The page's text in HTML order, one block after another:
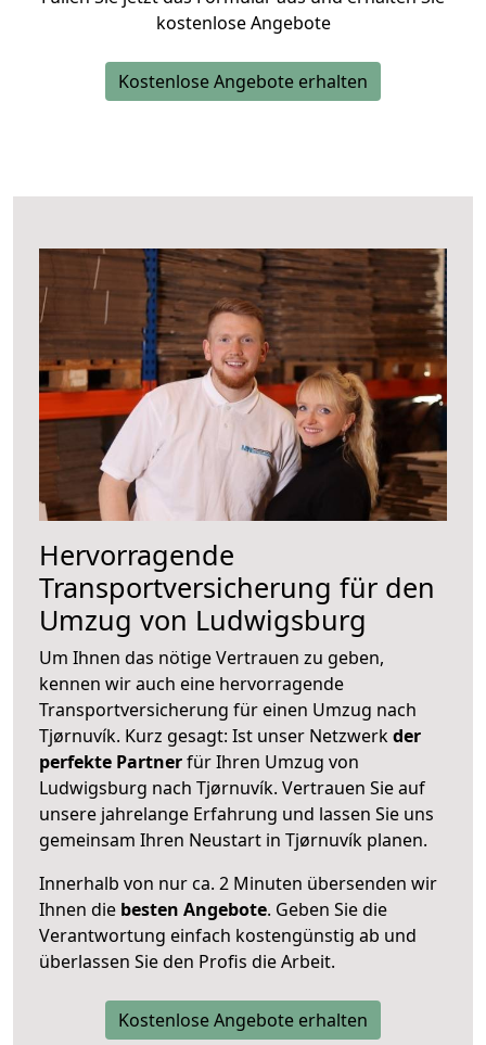
kostenlose Angebote
Kostenlose Angebote erhalten
Hervorragende
Transportversicherung für den
Umzug von Ludwigsburg
Um Ihnen das nötige Vertrauen zu geben,
kennen wir auch eine hervorragende
Transportversicherung für einen Umzug nach
Tjørnuvík. Kurz gesagt: Ist unser Netzwerkder
perfekte Partnerfür Ihren Umzug von
Ludwigsburg nach Tjørnuvík. Vertrauen Sie auf
unsere jahrelange Erfahrung und lassen Sie uns
gemeinsam Ihren Neustart in Tjørnuvík planen.
Innerhalb von nur ca. 2 Minuten übersenden wir
Ihnen die besten Angebote. Geben Sie die
Verantwortung einfach kostengünstig ab und
überlassen Sie den Profis die Arbeit.
Kostenlose Angebote erhalten